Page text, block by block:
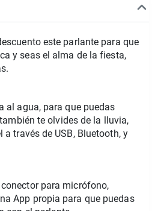
este parlante para que
y seas el alma de la fiesta,
al agua, para que puedas
te olvides de la lluvia,
a través de USB, Bluetooth, y
para micrófono,
App propia para que puedas